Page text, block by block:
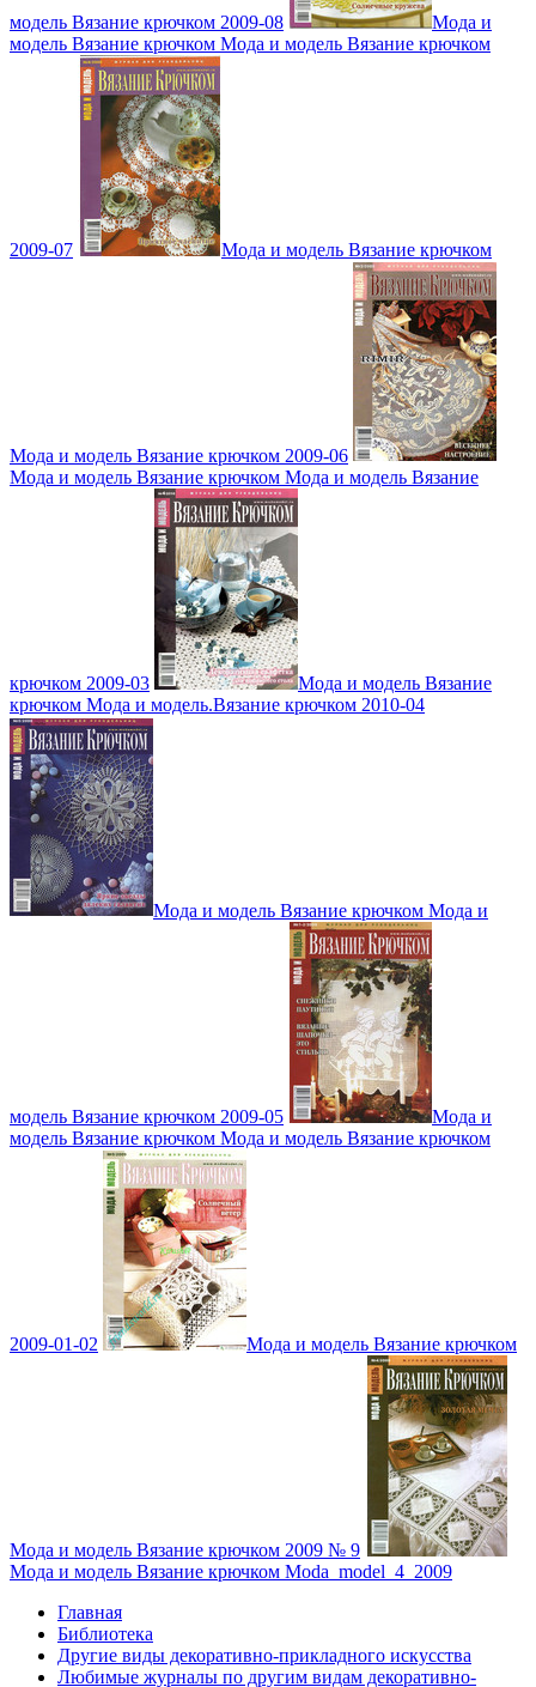
модель Вязание крючком 2009-08
Мода и
модель Вязание крючком Мода и модель Вязание крючком
2009-07 Мода и модель Вязание крючком
Мода и модель Вязание крючком 2009-06
Мода и модель Вязание крючком Мода и модель Вязание
крючком 2009-03
Мода и модель Вязание
крючком Мода и модель.Вязание крючком 2010-04
Мода и модель Вязание крючком Мода и
модель Вязание крючком 2009-05
Мода и
модель Вязание крючком Мода и модель Вязание крючком
2009-01-02 Мода и модель Вязание крючком
Мода и модель Вязание крючком 2009 № 9
Мода и модель Вязание крючком Moda_model_4_2009
Главная
Библиотека
Другие виды декоративно-прикладного искусства
Любимые журналы по другим видам декоративно-